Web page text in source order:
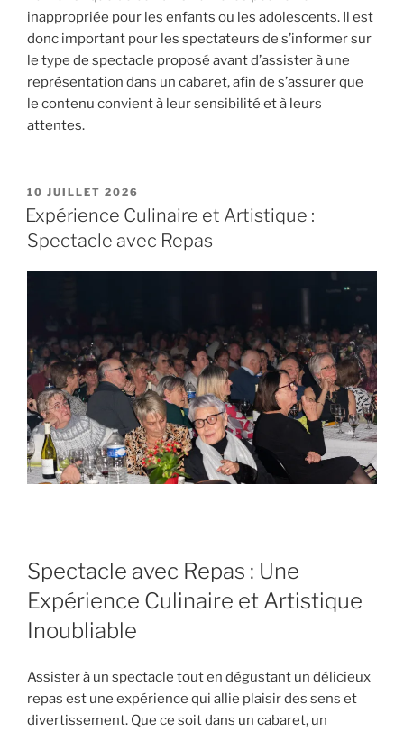
inappropriée pour les enfants ou les adolescents. Il est
donc important pour les spectateurs de s’informer sur
le type de spectacle proposé avant d’assister à une
représentation dans un cabaret, afin de s’assurer que
le contenu convient à leur sensibilité et à leurs
attentes.
PUBLIÉ
LE
10 JUILLET 2026
Expérience Culinaire et Artistique :
Spectacle avec Repas
Spectacle avec Repas : Une
Expérience Culinaire et Artistique
Inoubliable
Assister à un spectacle tout en dégustant un délicieux
repas est une expérience qui allie plaisir des sens et
divertissement. Que ce soit dans un cabaret, un